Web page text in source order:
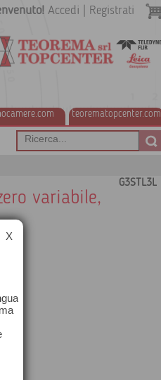
teorematopcenter.com
Accedi Registrati
G3STL3L
variabile,
X